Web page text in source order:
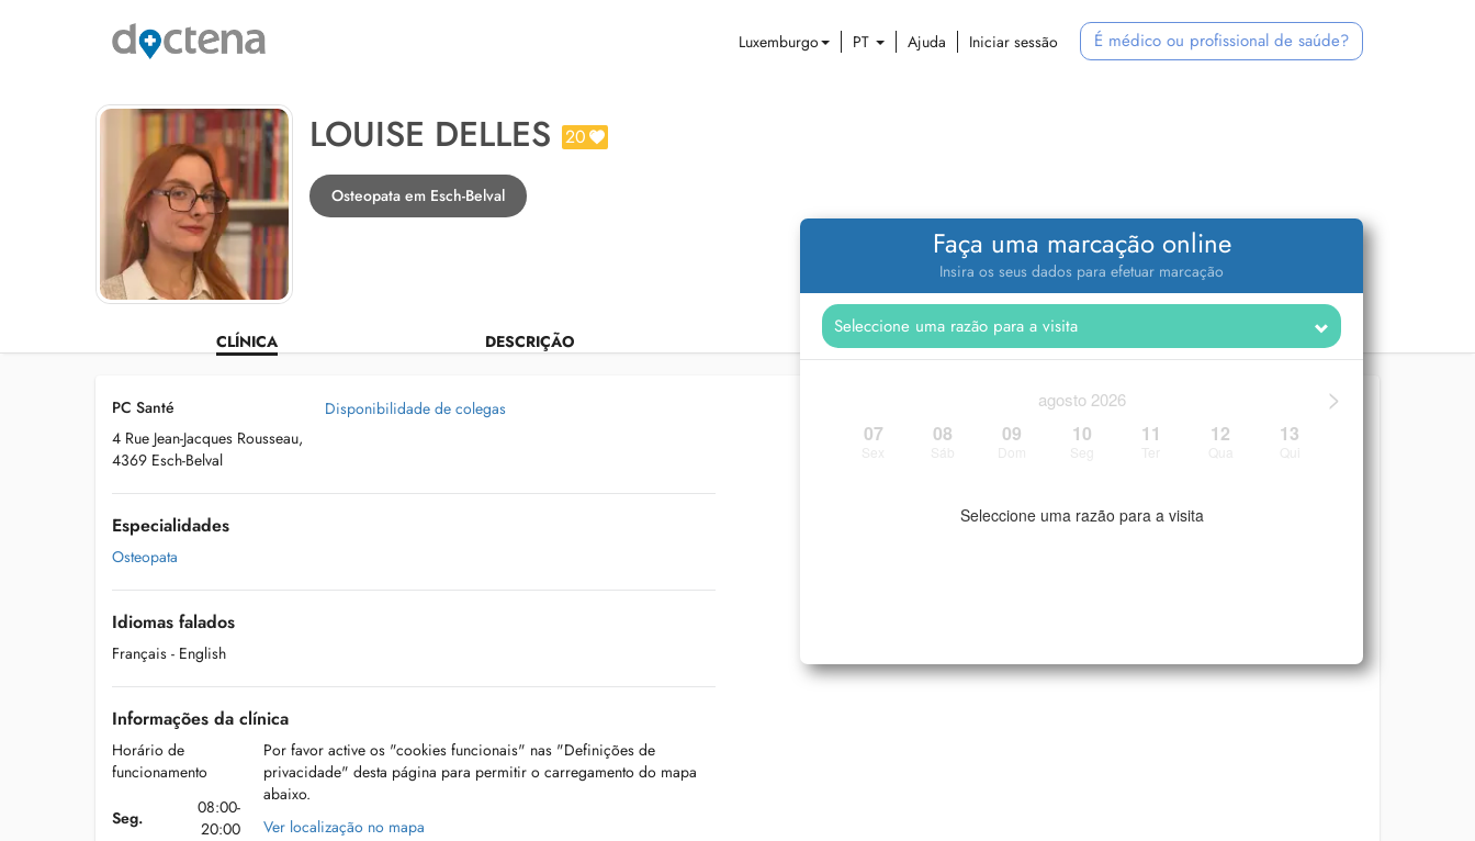
Luxemburgo PT Ajuda Iniciar sessão É médico ou profissional de saúde?
LOUISE DELLES 20
Osteopata em Esch-Belval
CLÍNICA DESCRIÇÃO
Faça uma marcação online
Insira os seus dados para efetuar marcação
>
agosto 2026
07 08 09 10 11 12 13
Seleccione uma razão para a visita
PC Santé
4 Rue Jean-Jacques Rousseau,
4369 Esch-Belval
Disponibilidade de colegas
Especialidades
Osteopata
Idiomas falados
Français - English
Informações da clínica
Horário de
funcionamento
Seg.
08:00-
20:00
Por favor active os "cookies funcionais" nas "Definições de
privacidade" desta página para permitir o carregamento do mapa
abaixo.
Ver localização no mapa